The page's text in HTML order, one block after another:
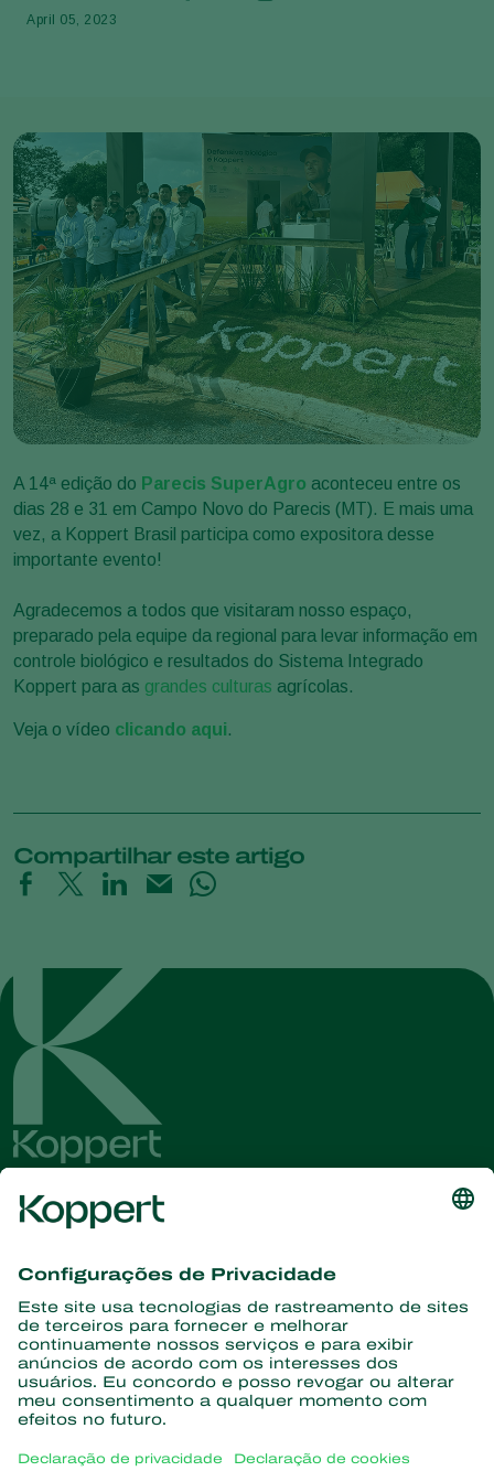
April 05, 2023
A 14ª edição do Parecis SuperAgro aconteceu entre os
dias 28 e 31 em Campo Novo do Parecis (MT). E mais uma
vez, a Koppert Brasil participa como expositora desse
importante evento!
Agradecemos a todos que visitaram nosso espaço,
preparado pela equipe da regional para levar informação em
controle biológico e resultados do Sistema Integrado
Koppert para as grandes culturas agrícolas.
Veja o vídeo clicando aqui.
Compartilhar este artigo
informações
Assine aqui
Parceiros com a natureza
Sobre a Koppert